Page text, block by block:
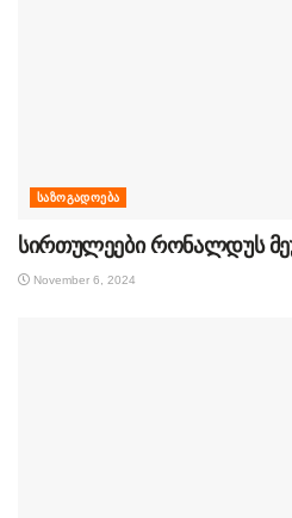
ᲡᲐᲖᲝᲒᲐᲓᲝᲔᲑᲐ
სირთულეები რონალდუს
November 6, 2024